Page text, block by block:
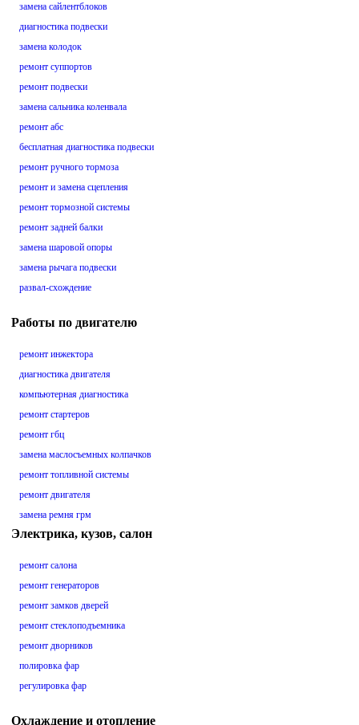
замена сайлентблоков
диагностика подвески
замена колодок
ремонт суппортов
ремонт подвески
замена сальника коленвала
ремонт абс
бесплатная диагностика подвески
ремонт ручного тормоза
ремонт и замена сцепления
ремонт тормозной системы
ремонт задней балки
замена шаровой опоры
замена рычага подвески
развал-схождение
Работы по двигателю
ремонт инжектора
диагностика двигателя
компьютерная диагностика
ремонт стартеров
ремонт гбц
замена маслосъемных колпачков
ремонт топливной системы
ремонт двигателя
замена ремня грм
Электрика, кузов, салон
ремонт салона
ремонт генераторов
ремонт замков дверей
ремонт стеклоподъемника
ремонт дворников
полировка фар
регулировка фар
Охлаждение и отопление